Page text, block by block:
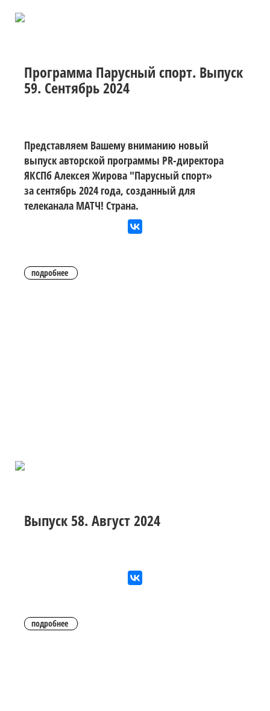
Программа Парусный спорт. Выпуск
59. Сентябрь 2024
Представляем Вашему вниманию новый
выпуск авторской программы PR-директора
ЯКСПб Алексея Жирова "Парусный спорт»
за сентябрь 2024 года, созданный для
телеканала МАТЧ! Страна.
подробнее
Выпуск 58. Август 2024
подробнее